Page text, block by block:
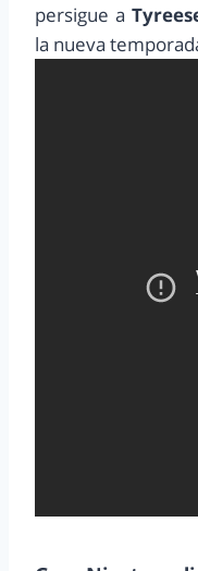
persigue a
la nueva